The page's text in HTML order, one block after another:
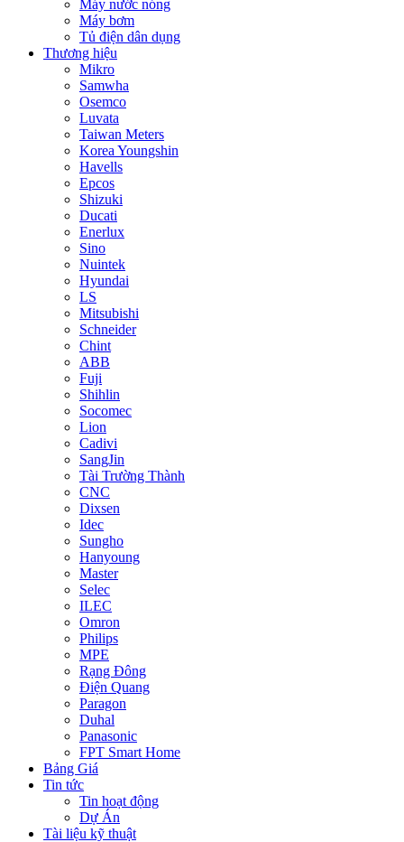
Máy nước nóng
Máy bơm
Tủ điện dân dụng
Thương hiệu
Mikro
Samwha
Osemco
Luvata
Taiwan Meters
Korea Youngshin
Havells
Epcos
Shizuki
Ducati
Enerlux
Sino
Nuintek
Hyundai
LS
Mitsubishi
Schneider
Chint
ABB
Fuji
Shihlin
Socomec
Lion
Cadivi
SangJin
Tài Trường Thành
CNC
Dixsen
Idec
Sungho
Hanyoung
Master
Selec
ILEC
Omron
Philips
MPE
Rạng Đông
Điện Quang
Paragon
Duhal
Panasonic
FPT Smart Home
Bảng Giá
Tin tức
Tin hoạt động
Dự Án
Tài liệu kỹ thuật